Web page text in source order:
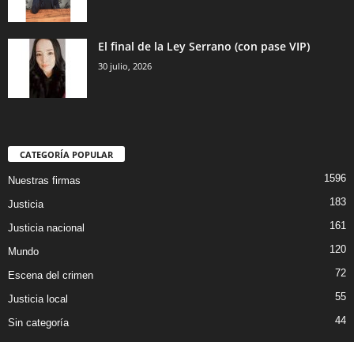
El final de la Ley Serrano (con pase VIP)
30 julio, 2026
CATEGORÍA POPULAR
Nuestras firmas 1596
Justicia 183
Justicia nacional 161
Mundo 120
Escena del crimen 72
Justicia local 55
Sin categoría 44